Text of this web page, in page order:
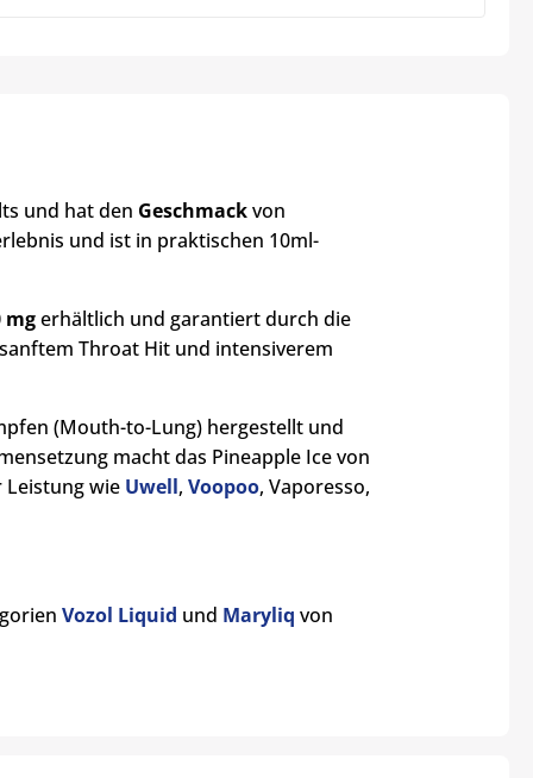
und hat den Geschmackvon
und ist in praktischen 10ml-
mgerhältlich und garantiert durch die
Throat Hit und intensiverem
(Mouth-to-Lung) hergestellt und
macht das Pineapple Ice von
wie Uwell, Voopoo, Vaporesso,
Vozol Liquid und Maryliq von